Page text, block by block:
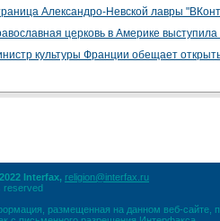
Александро-Невской лавры
церковь в Америке
культуры Франции обещает
Interfax, religion@interfax.ru
reserved
размещенная на данном веб-сайте,